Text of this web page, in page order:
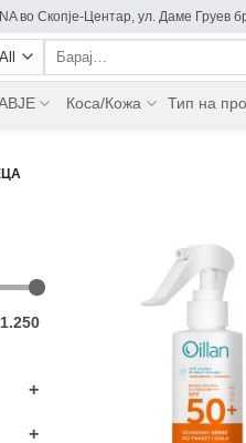
во Скопје-Центар, ул. Даме Груев
Барај:
Коса/Кожа Тип на